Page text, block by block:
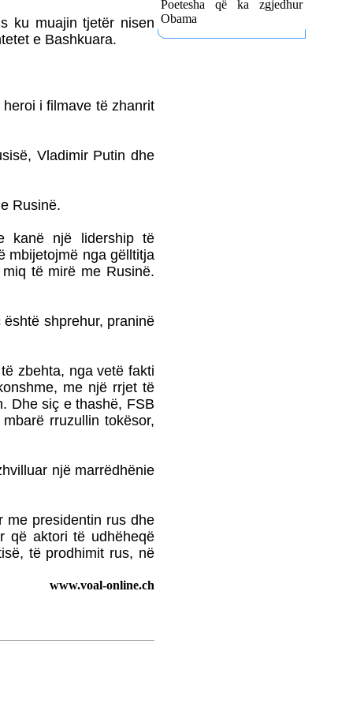
ku muajin tjetër nisen
e Bashkuara.
i filmave të zhanrit
Vladimir Putin dhe
Rusinë.
kanë një lidership të
mbijetojmë nga gëlltitja
të mirë me Rusinë.
shprehur, praninë
zbehta, nga vetë fakti
me një rrjet të
Dhe siç e thashë, FSB
rruzullin tokësor,
një marrëdhënie
me presidentin rus dhe
që aktori të udhëheqë
të prodhimit rus, në
www.voal-online.ch
80 AMERIKANË
KËNDOJNË SOT PARA
KUVENDIT TË
Poetesha që ka zgjedhur
Obama